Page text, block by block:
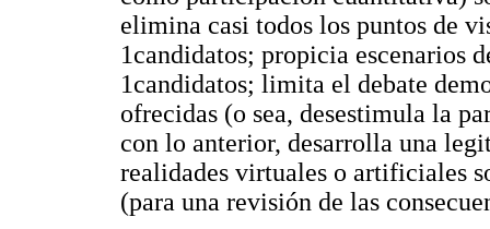
elimina casi todos los puntos de
1candidatos; propicia escenarios
1candidatos; limita el debate
ofrecidas (o sea, desestimula la
con lo anterior, desarrolla una
realidades virtuales o artificiales
(para una revisión de las